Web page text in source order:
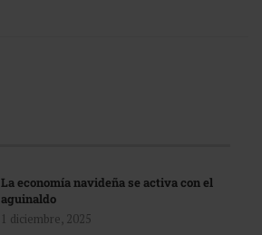
La economía navideña se activa con el
aguinaldo
1 diciembre, 2025